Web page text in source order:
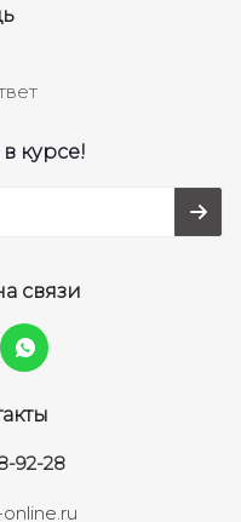
курсе!
связи
92-28